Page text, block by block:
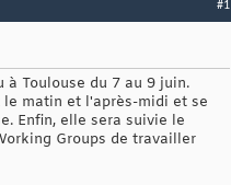
#1
à Toulouse du 7 au 9 juin.
matin et l'après-midi et se
Enfin, elle sera suivie le
Groups de travailler